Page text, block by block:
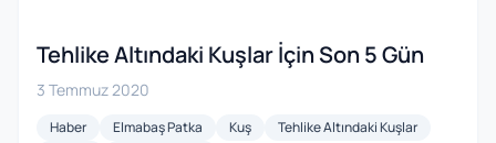
Tehlike Altındaki Kuşlar İçin Son 5 Gün
3 Temmuz 2020
Haber Elmabaş Patka Kuş
Tehlike Altındaki Kuşlar